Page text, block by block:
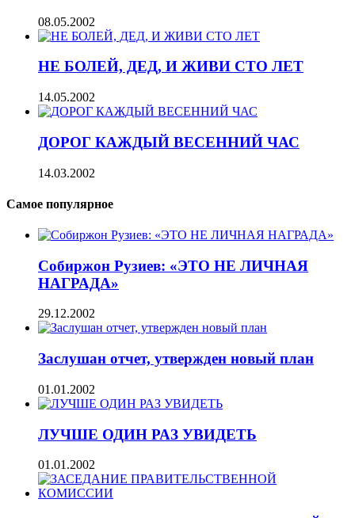
08.05.2002
НЕ БОЛЕЙ, ДЕД, И ЖИВИ СТО ЛЕТ
14.05.2002
ДОРОГ КАЖДЫЙ ВЕСЕННИЙ ЧАС
14.03.2002
Самое популярное
Собиржон Рузиев: «ЭТО НЕ ЛИЧНАЯ
НАГРАДА»
29.12.2002
Заслушан отчет, утвержден новый план
01.01.2002
ЛУЧШЕ ОДИН РАЗ УВИДЕТЬ
01.01.2002